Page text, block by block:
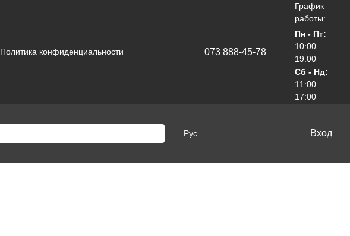
Политика конфиденциальности
073 888-45-78
График
работы:
Пн - Пт:
10:00–
19:00
Сб - Нд:
11:00–
17:00
Рус Вход